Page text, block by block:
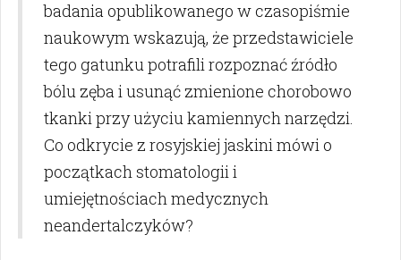
badania opublikowanego w czasopiśmie
naukowym wskazują, że przedstawiciele
tego gatunku potrafili rozpoznać źródło
bólu zęba i usunąć zmienione chorobowo
tkanki przy użyciu kamiennych narzędzi.
Co odkrycie z rosyjskiej jaskini mówi o
początkach stomatologii i
umiejętnościach medycznych
neandertalczyków?